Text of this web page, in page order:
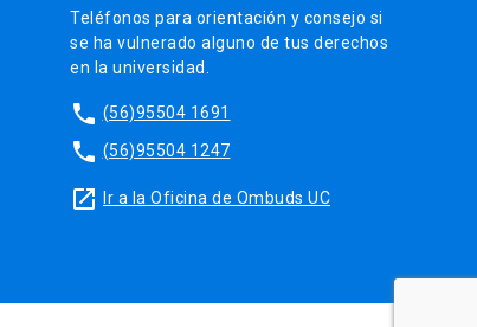
Teléfonos para orientación y consejo si
se ha vulnerado alguno de tus derechos
en la universidad.
phone (56)95504 1691
phone (56)95504 1247
launch Ir a la Oficina de Ombuds UC